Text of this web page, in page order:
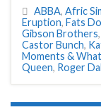
ABBA, Afric
Eruption, Fats
Gibson Brothers,
Castor Bunch,
Moments &
Queen, Roger